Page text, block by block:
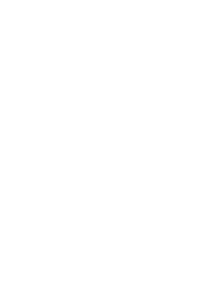
Produkttester werden